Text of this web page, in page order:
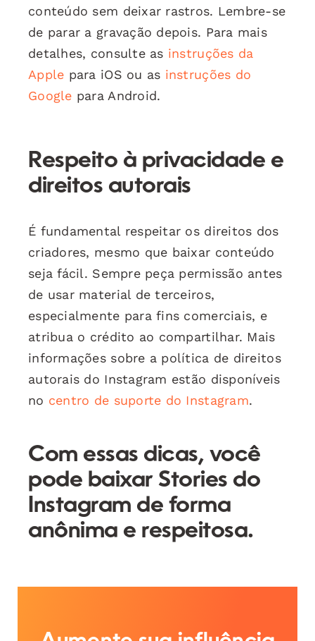
conteúdo sem deixar rastros. Lembre-se
de parar a gravação depois. Para mais
detalhes, consulte as instruções da
Apple para iOS ou as instruções do
Google para Android.
Respeito à privacidade e
direitos autorais
É fundamental respeitar os direitos dos
criadores, mesmo que baixar conteúdo
seja fácil. Sempre peça permissão antes
de usar material de terceiros,
especialmente para fins comerciais, e
atribua o crédito ao compartilhar. Mais
informações sobre a política de direitos
autorais do Instagram estão disponíveis
no centro de suporte do Instagram.
Com essas dicas, você
pode baixar Stories do
Instagram de forma
anônima e respeitosa.